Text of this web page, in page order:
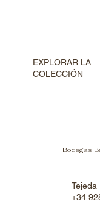
EXPLORAR LA
COLECCIÓN
Bodegas
+34